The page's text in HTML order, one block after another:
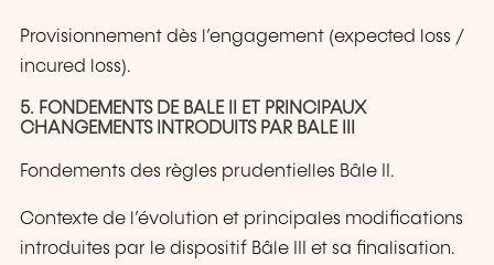
Provisionnement dès l’engagement (expected loss /
incured loss).
5. FONDEMENTS DE BALE II ET PRINCIPAUX
CHANGEMENTS INTRODUITS PAR BALE III
Fondements des règles prudentielles Bâle II.
Contexte de l’évolution et principales modifications
introduites par le dispositif Bâle III et sa finalisation.